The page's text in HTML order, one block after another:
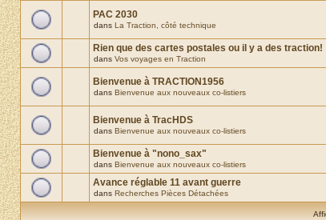
PAC 2030
dans La Traction, côté technique
Rien que des cartes postales ou il y a des traction!
dans Vos voyages en Traction
Bienvenue à TRACTION1956
dans Bienvenue aux nouveaux co-listiers
Bienvenue à TracHDS
dans Bienvenue aux nouveaux co-listiers
Bienvenue à "nono_sax"
dans Bienvenue aux nouveaux co-listiers
Avance réglable 11 avant guerre
dans Recherches Pièces Détachées